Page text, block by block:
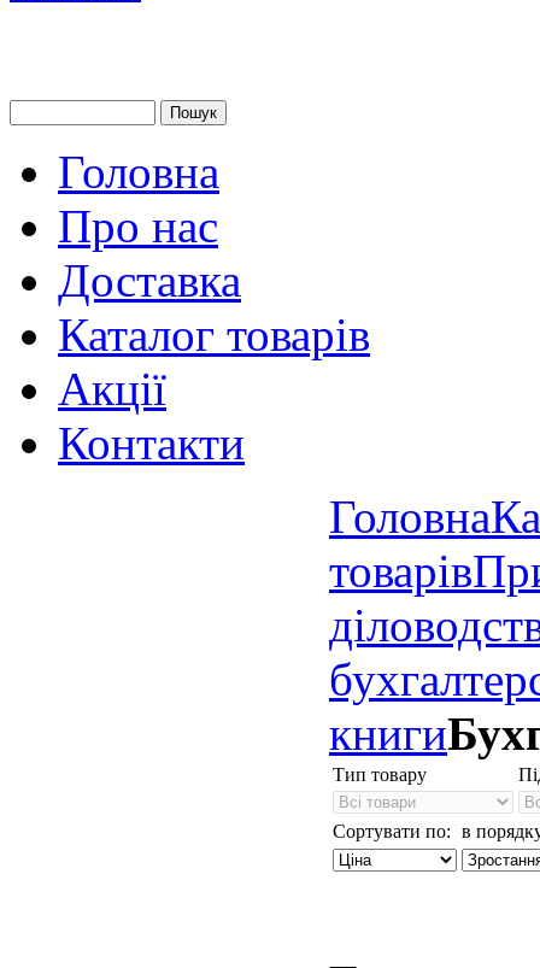
Головна
Про нас
Доставка
Каталог товарів
Акції
Контакти
Головна
товарів
книги
Тип товару
Сортувати по: в